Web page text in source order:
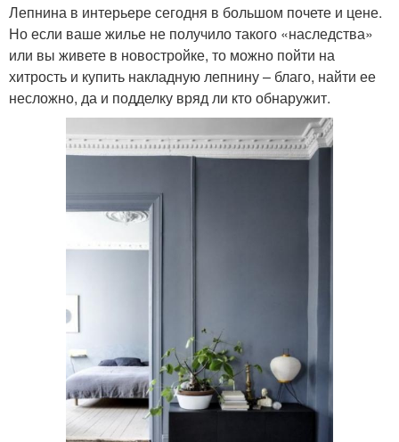
Лепнина в интерьере сегодня в большом почете и цене.
Но если ваше жилье не получило такого «наследства»
или вы живете в новостройке, то можно пойти на
хитрость и купить накладную лепнину – благо, найти ее
несложно, да и подделку вряд ли кто обнаружит.